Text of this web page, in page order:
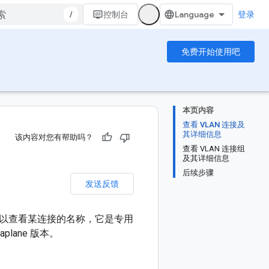
/ 控制台 登录
免费开始使用吧
本页内容
查看 VLAN 连接及
其详细信息
查看 VLAN 连接组
及其详细信息
后续步骤
该内容对您有帮助吗？
发送反馈
查看某连接的名称，它是专用
版本。